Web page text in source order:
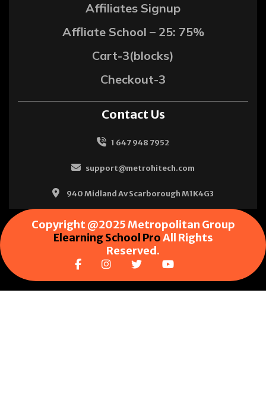
Affiliates Signup
Affliate School – 25: 75%
Cart-3(blocks)
Checkout-3
Contact Us
1 647 948 7952
support@metrohitech.com
940 Midland Av Scarborough M1K4G3
Copyright @2025 Metropolitan Group
Elearning School ProAll Rights
Reserved.